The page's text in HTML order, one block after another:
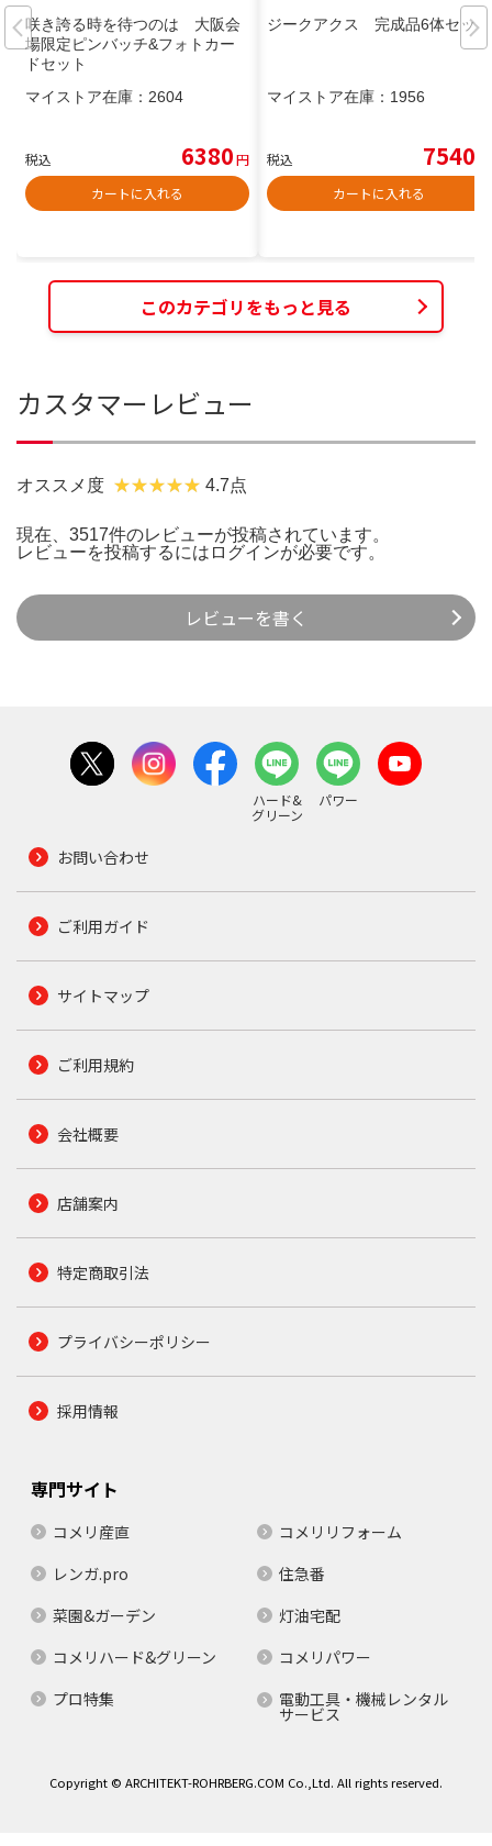
咲き誇る時を待つのは 大阪会
場限定ピンバッチ&フォトカー
ドセット
マイストア在庫： 2604
税込 6380円
カートに入れる
ジークアクス 完成品6体セット
マイストア在庫： 1956
税込 7540
カートに入れる
このカテゴリをもっと見る
カスタマーレビュー
オススメ度 4.7点
現在、3517件のレビューが投稿されています。
レビューを投稿するには ログインが必要です。
レビューを書く
ハード&
グリーン
パワー
お問い合わせ
ご利用ガイド
サイトマップ
ご利用規約
会社概要
店舗案内
特定商取引法
プライバシーポリシー
採用情報
専門サイト
コメリ産直
コメリリフォーム
レンガ.pro
住急番
菜園&ガーデン
灯油宅配
コメリハード&グリーン
コメリパワー
プロ特集
電動工具・機械レンタル
サービス
Copyright © ARCHITEKT-ROHRBERG.COM Co.,Ltd. All rights reserved.